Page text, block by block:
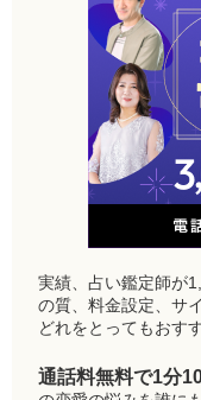
実績、占い鑑定師が
の質、料金設定、サ
どれをとってもおす
通話料無料で1分